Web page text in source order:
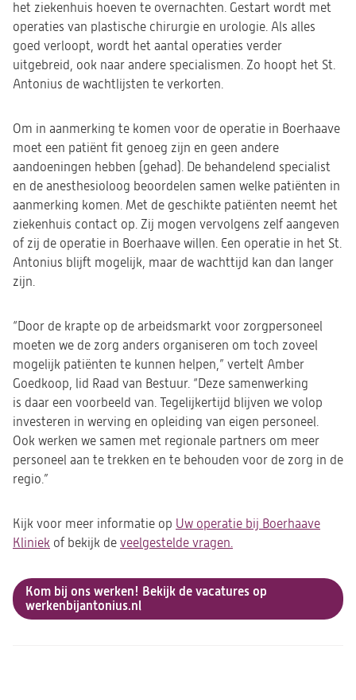
het ziekenhuis hoeven te overnachten. Gestart wordt met
operaties van plastische chirurgie en urologie. Als alles
goed verloopt, wordt het aantal operaties verder
uitgebreid, ook naar andere specialismen. Zo hoopt het St.
Antonius de wachtlijsten te verkorten.
Om in aanmerking te komen voor de operatie in Boerhaave
moet een patiënt fit genoeg zijn en geen andere
aandoeningen hebben (gehad). De behandelend specialist
en de anesthesioloog beoordelen samen welke patiënten in
aanmerking komen. Met de geschikte patiënten neemt het
ziekenhuis contact op. Zij mogen vervolgens zelf aangeven
of zij de operatie in Boerhaave willen. Een operatie in het St.
Antonius blijft mogelijk, maar de wachttijd kan dan langer
zijn.
“Door de krapte op de arbeidsmarkt voor zorgpersoneel
moeten we de zorg anders organiseren om toch zoveel
mogelijk patiënten te kunnen helpen,” vertelt Amber
Goedkoop, lid Raad van Bestuur. “Deze samenwerking
is daar een voorbeeld van. Tegelijkertijd blijven we volop
investeren in werving en opleiding van eigen personeel.
Ook werken we samen met regionale partners om meer
personeel aan te trekken en te behouden voor de zorg in de
regio.”
Kijk voor meer informatie op Uw operatie bij Boerhaave
Kliniek of bekijk de veelgestelde vragen.
Kom bij ons werken! Bekijk de vacatures op
werkenbijantonius.nl
in